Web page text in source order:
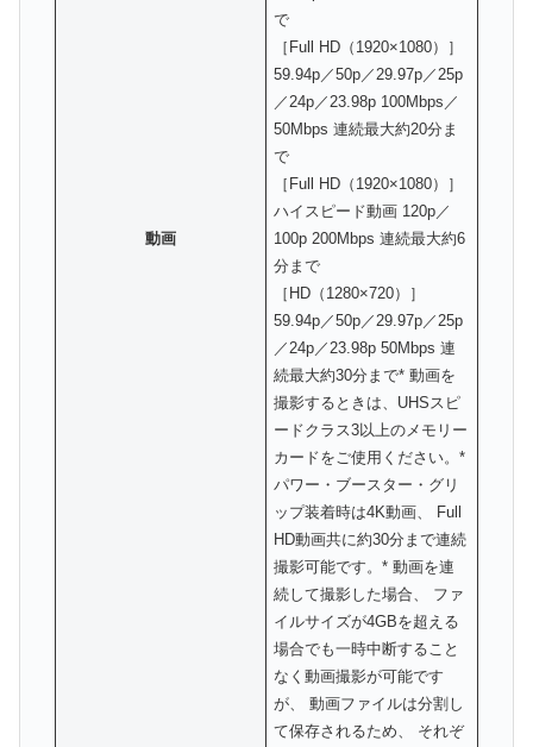
動画
で
［Full HD（1920×1080）］
59.94p／50p／29.97p／25p
／24p／23.98p 100Mbps／
50Mbps 連続最大約20分ま
で
［Full HD（1920×1080）］
ハイスピード動画 120p／
100p 200Mbps 連続最大約6
分まで
［HD（1280×720）］
59.94p／50p／29.97p／25p
／24p／23.98p 50Mbps 連
続最大約30分まで* 動画を
撮影するときは、UHSスピ
ードクラス3以上のメモリー
カードをご使用ください。*
パワー・ブースター・グリ
ップ装着時は4K動画、 Full
HD動画共に約30分まで連続
撮影可能です。* 動画を連
続して撮影した場合、 ファ
イルサイズが4GBを超える
場合でも一時中断すること
なく動画撮影が可能です
が、 動画ファイルは分割し
て保存されるため、 それぞ